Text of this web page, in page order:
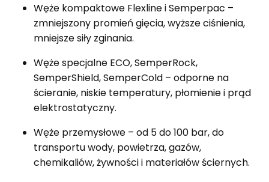
Węże kompaktowe Flexline i Semperpac –
zmniejszony promień gięcia, wyższe ciśnienia,
mniejsze siły zginania.
Węże specjalne ECO, SemperRock,
SemperShield, SemperCold – odporne na
ścieranie, niskie temperatury, płomienie i prąd
elektrostatyczny.
Węże przemysłowe – od 5 do 100 bar, do
transportu wody, powietrza, gazów,
chemikaliów, żywności i materiałów ściernych.